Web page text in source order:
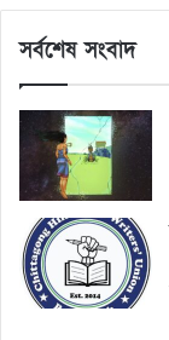
সর্বশেষ সংবাদ